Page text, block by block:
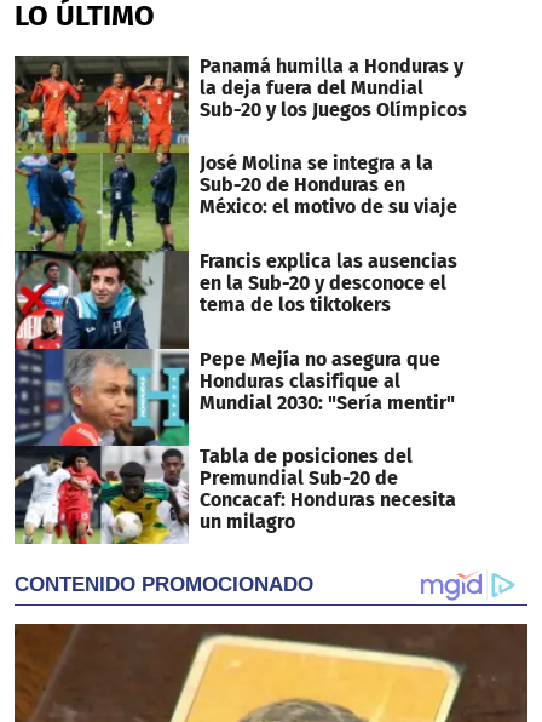
LO ÚLTIMO
Panamá humilla a Honduras y
la deja fuera del Mundial
Sub-20 y los Juegos Olímpicos
José Molina se integra a la
Sub-20 de Honduras en
México: el motivo de su viaje
Francis explica las ausencias
en la Sub-20 y desconoce el
tema de los tiktokers
Pepe Mejía no asegura que
Honduras clasifique al
Mundial 2030: "Sería mentir"
Tabla de posiciones del
Premundial Sub-20 de
Concacaf: Honduras necesita
un milagro